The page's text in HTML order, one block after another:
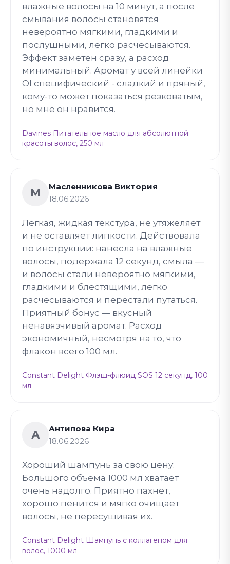
влажные волосы на 10 минут, а после
смывания волосы становятся
невероятно мягкими, гладкими и
послушными, легко расчёсываются.
Эффект заметен сразу, а расход
минимальный. Аромат у всей линейки
OI специфический - сладкий и пряный,
кому-то может показаться резковатым,
но мне он нравится.
Davines Питательное масло для абсолютной
красоты волос, 250 мл
М
Масленникова Виктория
18.06.2026
Лёгкая, жидкая текстура, не утяжеляет
и не оставляет липкости. Действовала
по инструкции: нанесла на влажные
волосы, подержала 12 секунд, смыла —
и волосы стали невероятно мягкими,
гладкими и блестящими, легко
расчесываются и перестали путаться.
Приятный бонус — вкусный
ненавязчивый аромат. Расход
экономичный, несмотря на то, что
флакон всего 100 мл.
Constant Delight Флэш-флюид SOS 12 секунд, 100
мл
А
Антипова Кира
18.06.2026
Хороший шампунь за свою цену.
Большого объема 1000 мл хватает
очень надолго. Приятно пахнет,
хорошо пенится и мягко очищает
волосы, не пересушивая их.
Constant Delight Шампунь с коллагеном для
волос, 1000 мл